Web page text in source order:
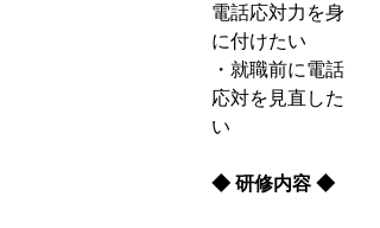
電話応対力を身
に付けたい
・就職前に電話
応対を見直した
い
◆ 研修内容 ◆